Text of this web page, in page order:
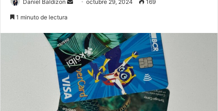
Daniel Baldizon octubre 29, 2024 169
1 minuto de lectura